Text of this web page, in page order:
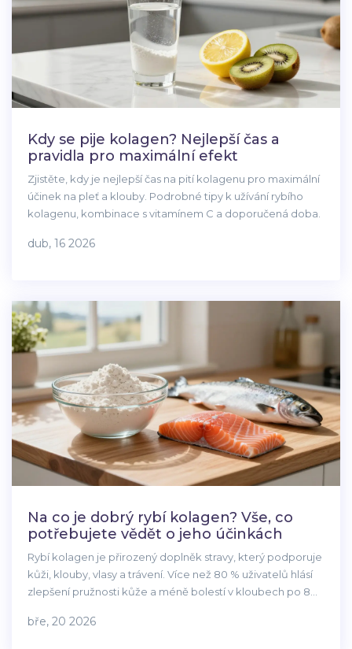
Kdy se pije kolagen? Nejlepší čas a
pravidla pro maximální efekt
Zjistěte, kdy je nejlepší čas na pití kolagenu pro maximální
účinek na pleť a klouby. Podrobné tipy k užívání rybího
kolagenu, kombinace s vitamínem C a doporučená doba.
dub, 16 2026
Na co je dobrý rybí kolagen? Vše, co
potřebujete vědět o jeho účinkách
Rybí kolagen je přirozený doplněk stravy, který podporuje
kůži, klouby, vlasy a trávení. Více než 80 % uživatelů hlásí
zlepšení pružnosti kůže a méně bolestí v kloubech po 8
nejpopulárnějších přírodních řešení pro stárnutí.
bře, 20 2026